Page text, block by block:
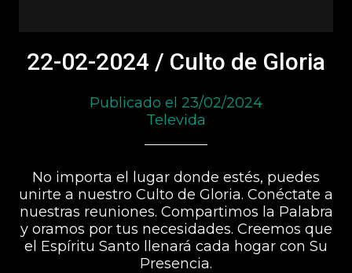
22-02-2024 / Culto de Gloria
Publicado el 23/02/2024
Televida
No importa el lugar donde estés, puedes
unirte a nuestro Culto de Gloria. Conéctate a
nuestras reuniones. Compartimos la Palabra
y oramos por tus necesidades. Creemos que
el Espíritu Santo llenará cada hogar con Su
Presencia.